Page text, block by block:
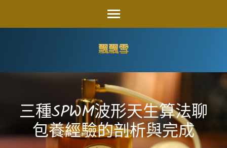
飄飄雪
三種SPWM波形天生算法聊
包養經驗的剖析與完成